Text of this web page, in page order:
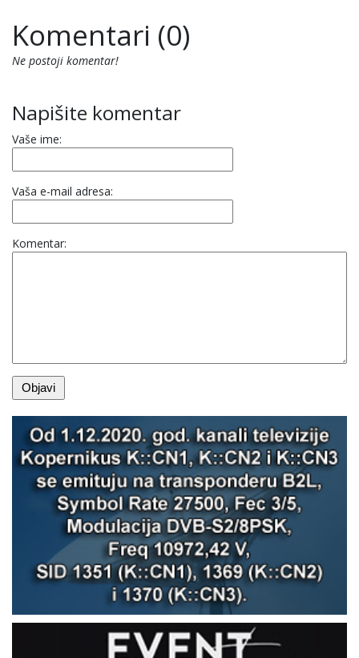
Komentari (0)
Ne postoji komentar!
Napišite komentar
Vaše ime:
Vaša e-mail adresa:
Komentar: